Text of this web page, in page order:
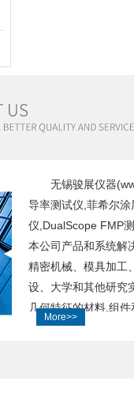
无锡骏展仪器
导率测试仪,菲希尔
仪,DualScope FMP
本公司产品和系统解
精密机械、模具加工
设、大学和其他研究
几何特征的材料,组
精。
More>>